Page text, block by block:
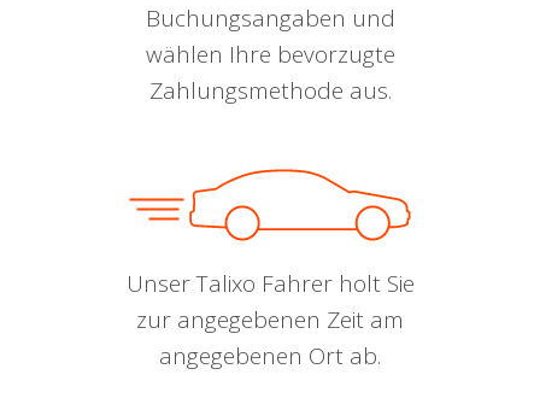
Buchungsangaben und
wählen Ihre bevorzugte
Zahlungsmethode aus.
Unser Talixo Fahrer holt Sie
zur angegebenen Zeit am
angegebenen Ort ab.